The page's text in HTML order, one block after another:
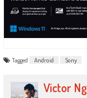
Tagged Android Sony
Victor Ng